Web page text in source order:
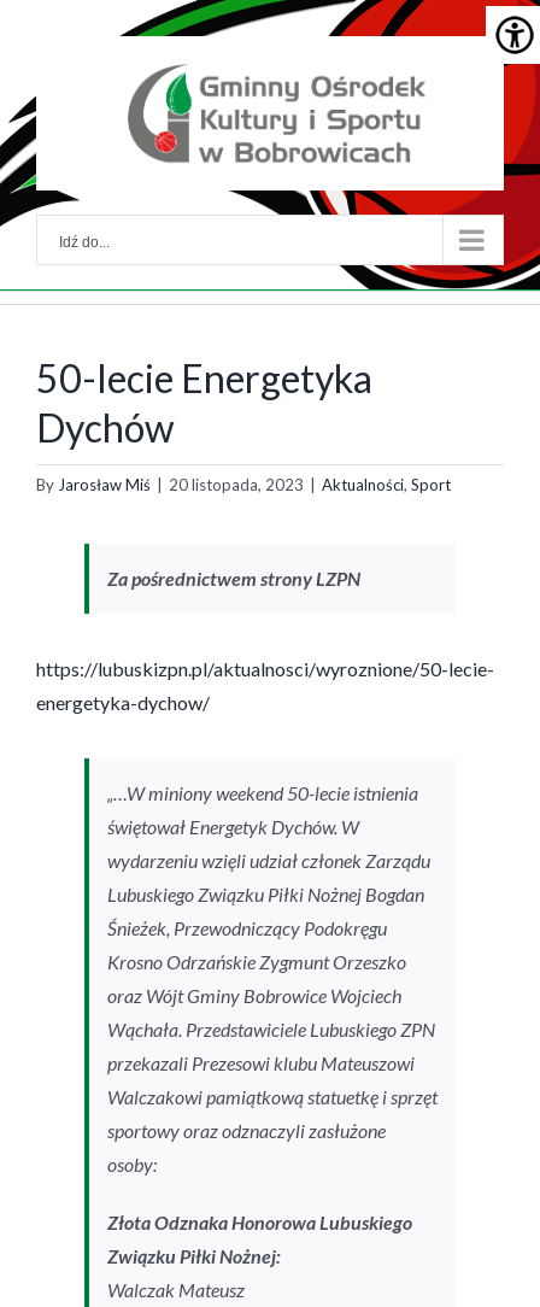
treść
główne
Idź do...
50-lecie Energetyka
Dychów
By Jarosław Miś 20 listopada, 2023 Aktualności, Sport
Za pośrednictwem strony LZPN
https://lubuskizpn.pl/aktualnosci/wyroznione/50-lecie-
energetyka-dychow/
„…W miniony weekend 50-lecie istnienia
świętował Energetyk Dychów. W
wydarzeniu wzięli udział członek Zarządu
Lubuskiego Związku Piłki Nożnej Bogdan
Śnieżek, Przewodniczący Podokręgu
Krosno Odrzańskie Zygmunt Orzeszko
oraz Wójt Gminy Bobrowice Wojciech
Wąchała. Przedstawiciele Lubuskiego ZPN
przekazali Prezesowi klubu Mateuszowi
Walczakowi pamiątkową statuetkę i sprzęt
sportowy oraz odznaczyli zasłużone
osoby:
Złota Odznaka Honorowa Lubuskiego
Związku Piłki Nożnej:
Walczak Mateusz